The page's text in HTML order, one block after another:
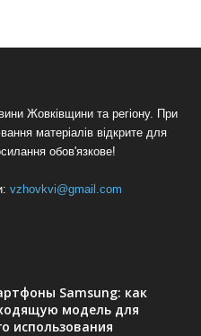
Жовківщини та регіону. При
матеріалів відкрите для
обов'язкове!
vzhovkvi@gmail.com
Samsung: как
модель для
использования